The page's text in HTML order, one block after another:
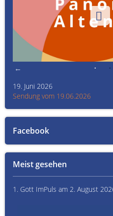
Meist gesehen
1. Gott ImPuls am 2. August
Facebook
19. Juni 2026
Sendung vom 19.06.2026